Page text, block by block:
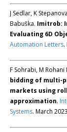
J Sedlar, K
Babuška. Imitrob:
Evaluating 6D
Automation Letters.
F Sohrabi, M
bidding of multi-
markets using
approximation.
Systems. March